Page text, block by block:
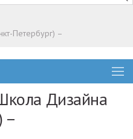
Петербург) –
Дизайна
–